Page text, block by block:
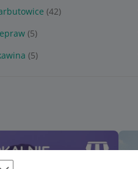
(42)
(5)
(5)